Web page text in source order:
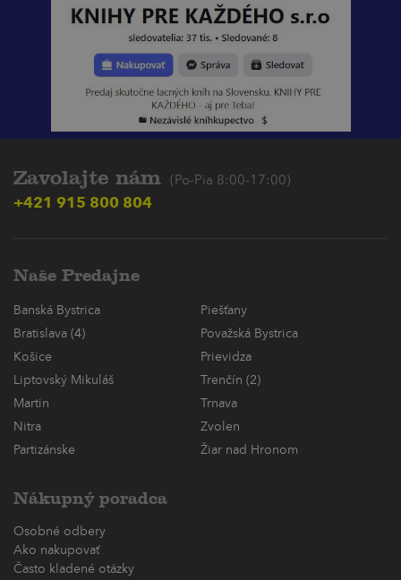
Zavolajte nám (Po-Pia 8:00-17:00)
+421 915 800 804
Naše Predajne
Banská Bystrica
Piešťany
Bratislava (4)
Považská Bystrica
Košice
Prievidza
Liptovský Mikuláš
Trenčín (2)
Martin
Trnava
Nitra
Zvolen
Partizánske
Žiar nad Hronom
Nákupný poradca
Osobné odbery
Ako nakupovať
Často kladené otázky